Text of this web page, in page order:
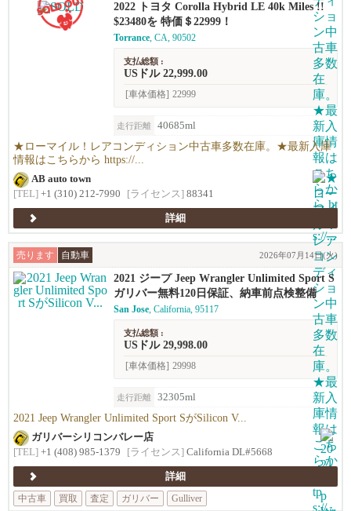
2022 トヨタ Corolla Hybrid LE 40k Miles !!
$23480を 特価＄22999！
Torrance, CA, 90502
支払総額 :
USドル 22,999.00
[車体価格] 22999
走行距離 40685ml
★ローマイル！レアコンディション中古車多数在庫。★最新入庫
情報はこちらから https://...
AB auto town
[TEL] +1 (310) 212-7990 [ライセンス] 88341
詳細
売ります 自動車 2026年07月14日(火)
2021 ジープ Jeep Wrangler Unlimited Sport S
ガリバー無料120日保証、納車前点検整備
San Jose, California, 95117
支払総額 :
USドル 29,998.00
[車体価格] 29998
走行距離 32305ml
2021 Jeep Wrangler Unlimited Sport SがSilicon V...
ガリバーシリコンバレー店
[TEL] +1 (408) 985-1379 [ライセンス] California DL#5668
詳細
中古車
買取 査定 ガリバー Gulliver